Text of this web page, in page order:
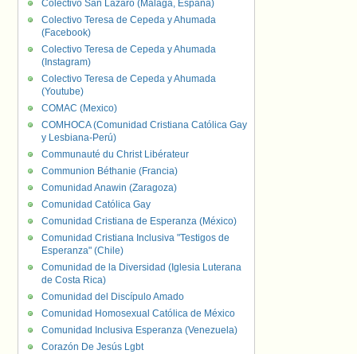
Colectivo San Lázaro (Málaga, España)
Colectivo Teresa de Cepeda y Ahumada
(Facebook)
Colectivo Teresa de Cepeda y Ahumada
(Instagram)
Colectivo Teresa de Cepeda y Ahumada
(Youtube)
COMAC (Mexico)
COMHOCA (Comunidad Cristiana Católica Gay
y Lesbiana-Perú)
Communauté du Christ Libérateur
Communion Béthanie (Francia)
Comunidad Anawin (Zaragoza)
Comunidad Católica Gay
Comunidad Cristiana de Esperanza (México)
Comunidad Cristiana Inclusiva "Testigos de
Esperanza" (Chile)
Comunidad de la Diversidad (Iglesia Luterana
de Costa Rica)
Comunidad del Discípulo Amado
Comunidad Homosexual Católica de México
Comunidad Inclusiva Esperanza (Venezuela)
Corazón De Jesús Lgbt